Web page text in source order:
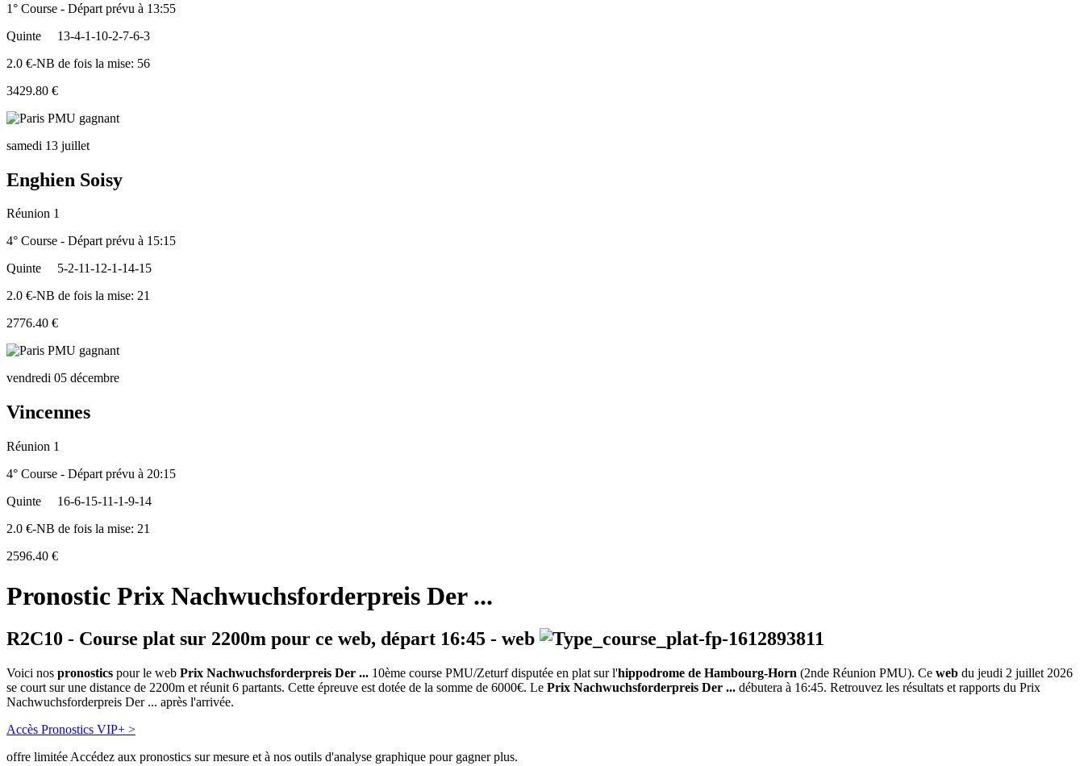
1° Course - Départ prévu à 13:55
Quinte
13-4-1-10-2-7-6-3
2.0 €-NB de fois la mise: 56
3429.80 €
samedi 13 juillet
Enghien Soisy
Réunion 1
4° Course - Départ prévu à 15:15
Quinte
5-2-11-12-1-14-15
2.0 €-NB de fois la mise: 21
2776.40 €
vendredi 05 décembre
Vincennes
Réunion 1
4° Course - Départ prévu à 20:15
Quinte
16-6-15-11-1-9-14
2.0 €-NB de fois la mise: 21
2596.40 €
Pronostic Prix Nachwuchsforderpreis Der ...
R2C10 - Course plat sur 2200m pour ce web, départ 16:45 - web
Voici nos pronostics pour le web Prix Nachwuchsforderpreis Der ... 10ème course PMU/Zeturf disputée en plat sur l'hippodrome de Hambourg-Horn (2nde Réunion PMU). Ce web du jeudi 2 juillet 2026
se court sur une distance de 2200m et réunit 6 partants. Cette épreuve est dotée de la somme de 6000€. Le Prix Nachwuchsforderpreis Der ... débutera à 16:45. Retrouvez les résultats et rapports du Prix
Nachwuchsforderpreis Der ... après l'arrivée.
Accès Pronostics VIP+ >
offre limitée Accédez aux pronostics sur mesure et à nos outils d'analyse graphique pour gagner plus.